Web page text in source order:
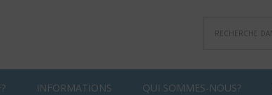
INFORMATIONS QUI SOMMES-NOUS?